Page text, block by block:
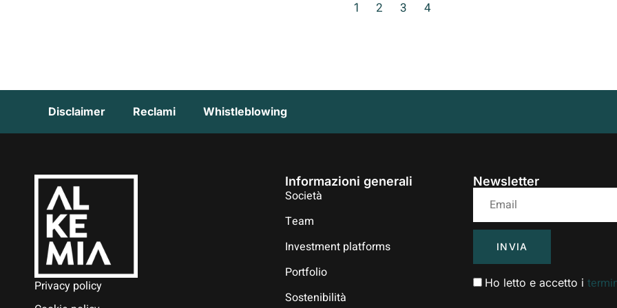
1 2 3 4
Disclaimer Reclami Whistleblowing
Privacy policy
Informazioni generali
Società
Team
Investment platforms
Portfolio
Sostenibilità
Newsletter
Ho letto e accetto i
INVIA